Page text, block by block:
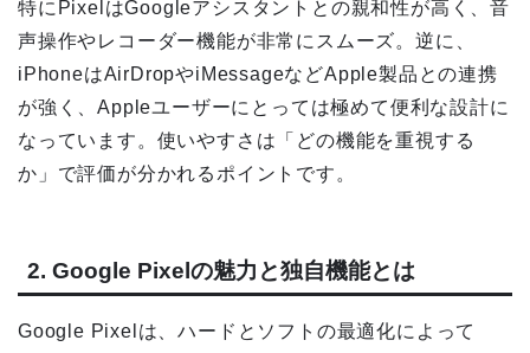
特にPixelはGoogleアシスタントとの親和性が高く、音
声操作やレコーダー機能が非常にスムーズ。逆に、
iPhoneはAirDropやiMessageなどApple製品との連携
が強く、Appleユーザーにとっては極めて便利な設計に
なっています。使いやすさは「どの機能を重視する
か」で評価が分かれるポイントです。
2. Google Pixelの魅力と独自機能とは
Google Pixelは、ハードとソフトの最適化によって